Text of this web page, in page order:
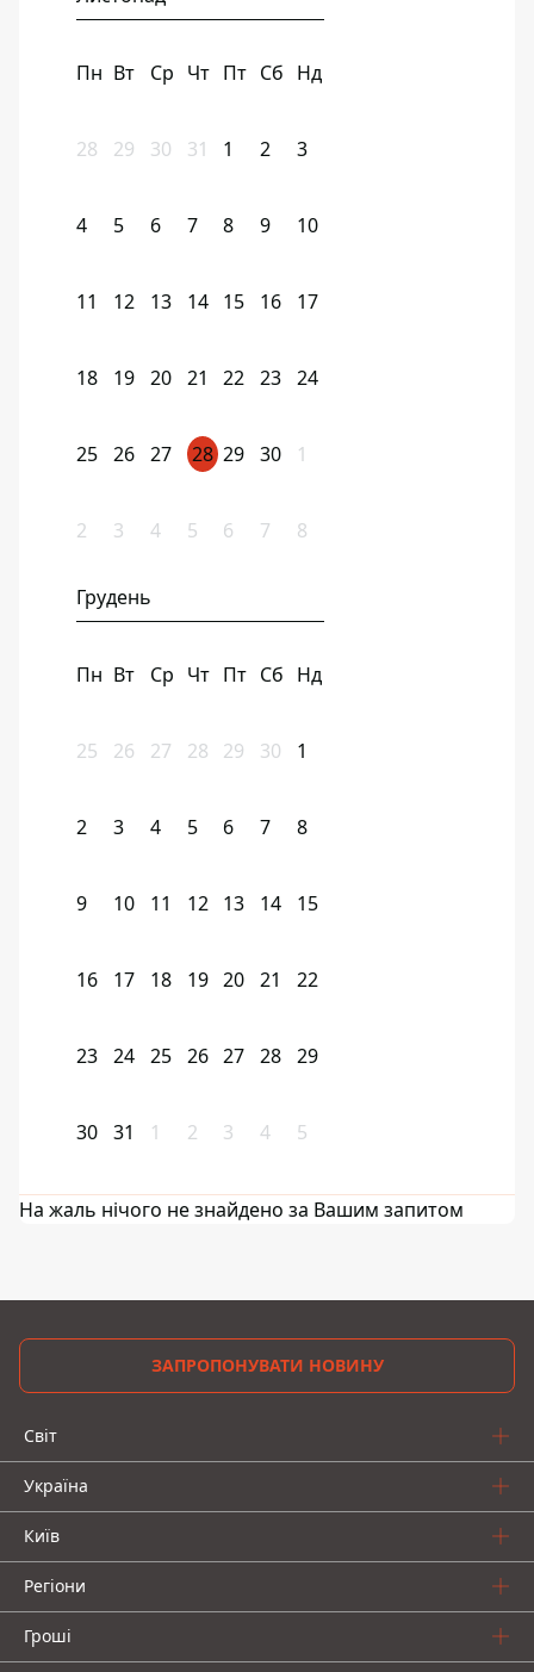
Пн Вт Ср Чт Пт Сб Нд
28 29 30 31 1 2 3
4 5 6 7 8 9 10
11 12 13 14 15 16 17
18 19 20 21 22 23 24
25 26 27 28 29 30 1
2 3 4 5 6 7 8
Грудень
Пн Вт Ср Чт Пт Сб Нд
25 26 27 28 29 30 1
2 3 4 5 6 7 8
9 10 11 12 13 14 15
16 17 18 19 20 21 22
23 24 25 26 27 28 29
30 31 1 2 3 4 5
На жаль нічого не знайдено за Вашим запитом
ЗАПРОПОНУВАТИ НОВИНУ
Світ
Україна
Київ
Регіони
Гроші